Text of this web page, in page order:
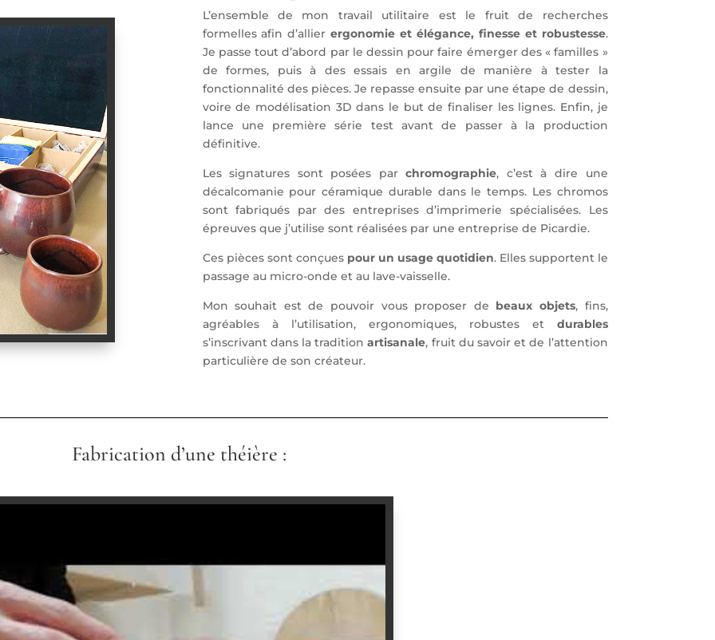
L’ensemble de mon travail utilitaire est le fruit de recherches
formelles afin d’allierergonomie et élégance, finesse et robustesse.
Je passe tout d’abord par le dessin pour faire émerger des « familles »
de formes, puis à des essais en argile de manière à tester la
fonctionnalité des pièces. Je repasse ensuite par une étape de dessin,
voire de modélisation 3D dans le but de finaliser les lignes. Enfin, je
lance une première série test avant de passer à la production
définitive.
Les signatures sont posées parchromographie, c’est à dire une
décalcomanie pour céramique durable dans le temps. Les chromos
sont fabriqués par des entreprises d’imprimerie spécialisées. Les
épreuves que j’utilise sont réalisées par une entreprise de Picardie.
Ces pièces sont conçues pour un usage quotidien. Elles supportent le
passage au micro-onde et au lave-vaisselle.
Mon souhait est de pouvoir vous proposer de beaux objets, fins,
agréables à l’utilisation, ergonomiques, robustes et durables
s’inscrivant dans la traditionartisanale, fruit du savoir et de l’attention
particulière de son créateur.
Fabrication d’une théière :